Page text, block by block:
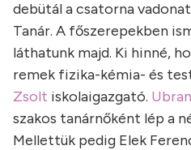
debütál a csatorna
Tanár. A főszerepekben
láthatunk majd. Ki hinné,
remek fizika-kémia- és
Zsolt iskolaigazgató.
szakos tanárnőként lép a
Mellettük pedig Elek